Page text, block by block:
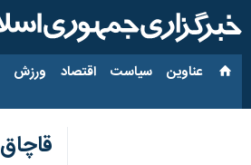
عناوین‌ سیاست اقتصاد ورزش